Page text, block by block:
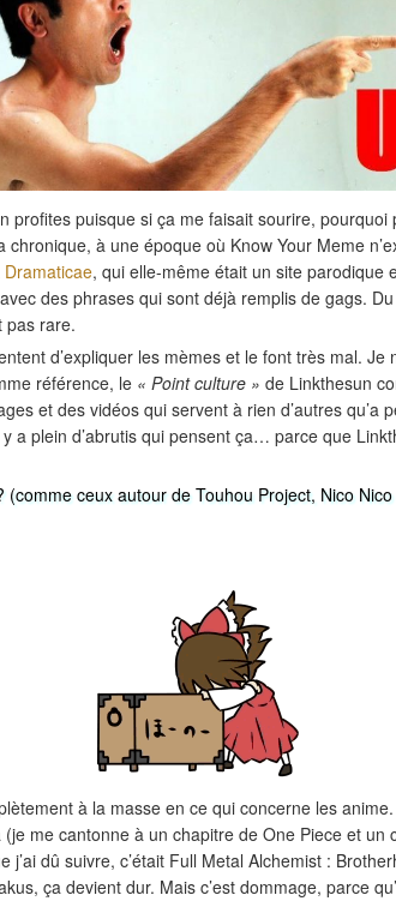
profites puisque si ça me faisait sourire,
à une époque où Know Your Meme
Dramaticae, qui elle-même était un site parodique
des phrases qui sont déjà remplis de gags.
pas rare.
d’expliquer les mèmes et le font très mal.
référence, le « Point culture » de Linkthesun
et des vidéos qui servent à rien d’autres qu’a
y a plein d’abrutis qui pensent ça… parce que
ceux autour de Touhou Project, Nico
à la masse en ce qui concerne les
me cantonne à un chapitre de One Piece et un
dû suivre, c’était Full Metal Alchemist :
ça devient dur. Mais c’est dommage, parce